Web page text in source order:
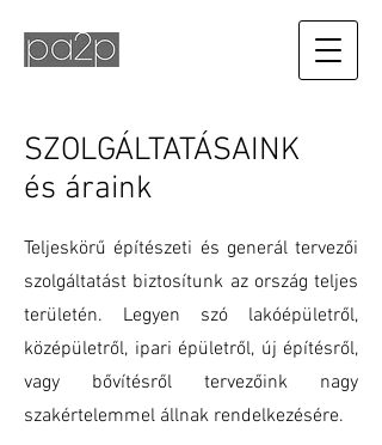
SZOLGÁLTATÁSAINK
és áraink
Teljeskörű építészeti és generál tervezői
szolgáltatást biztosítunk az ország teljes
területén. Legyen szó lakóépületről,
középületről, ipari épületről, új építésről,
vagy bővítésről tervezőink nagy
szakértelemmel állnak rendelkezésére.